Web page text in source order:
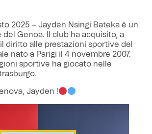
2025 – Jayden Nsingi Bateka è un
Genoa. Il club ha acquisito, a
diritto alle prestazioni sportive del
nato a Parigi il 4 novembre 2007.
sportive ha giocato nelle
Jayden !